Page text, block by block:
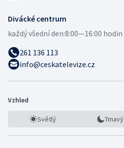
Divácké centrum
každý všední den:8:00—16:00 hodin
261 136 113
info@ceskatelevize.cz
Vzhled
Světlý Tmavý